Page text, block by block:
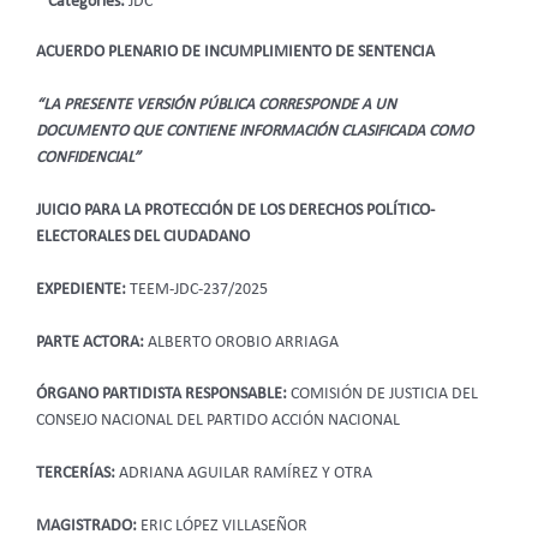
ACUERDO PLENARIO DE INCUMPLIMIENTO DE SENTENCIA
“LA PRESENTE VERSIÓN PÚBLICA CORRESPONDE A UN
DOCUMENTO QUE CONTIENE INFORMACIÓN CLASIFICADA COMO
CONFIDENCIAL”
JUICIO PARA LA PROTECCIÓN DE LOS DERECHOS POLÍTICO-
ELECTORALES DEL CIUDADANO
EXPEDIENTE: TEEM-JDC-237/2025
PARTE ACTORA: ALBERTO OROBIO ARRIAGA
ÓRGANO PARTIDISTA RESPONSABLE: COMISIÓN DE JUSTICIA DEL
CONSEJO NACIONAL DEL PARTIDO ACCIÓN NACIONAL
TERCERÍAS: ADRIANA AGUILAR RAMÍREZ Y OTRA
MAGISTRADO: ERIC LÓPEZ VILLASEÑOR